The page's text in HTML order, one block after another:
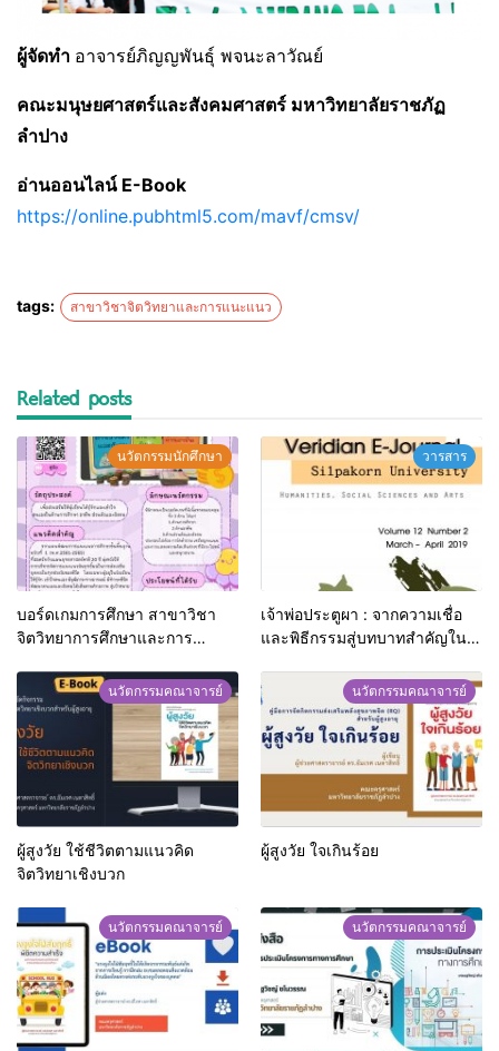
ผู้จัดทำ อาจารย์ภิญญพันธุ์ พจนะลาวัณย์
คณะมนุษยศาสตร์และสังคมศาสตร์ มหาวิทยาลัยราชภัฏ
ลำปาง
อ่านออนไลน์ E-Book
https://online.pubhtml5.com/mavf/cmsv/
tags: สาขาวิชาจิตวิทยาและการแนะแนว
Related posts
นวัตกรรมนักศึกษา
บอร์ดเกมการศึกษา สาขาวิชา
จิตวิทยาการศึกษาและการ
วารสาร
เจ้าพ่อประตูผา : จากความเชื่อ
และพิธีกรรมสู่บทบาทสำคัญใน
นวัตกรรมคณาจารย์
ผู้สูงวัย ใช้ชีวิตตามแนวคิด
จิตวิทยาเชิงบวก
นวัตกรรมคณาจารย์
ผู้สูงวัย ใจเกินร้อย
นวัตกรรมคณาจารย์ นวัตกรรมคณาจารย์